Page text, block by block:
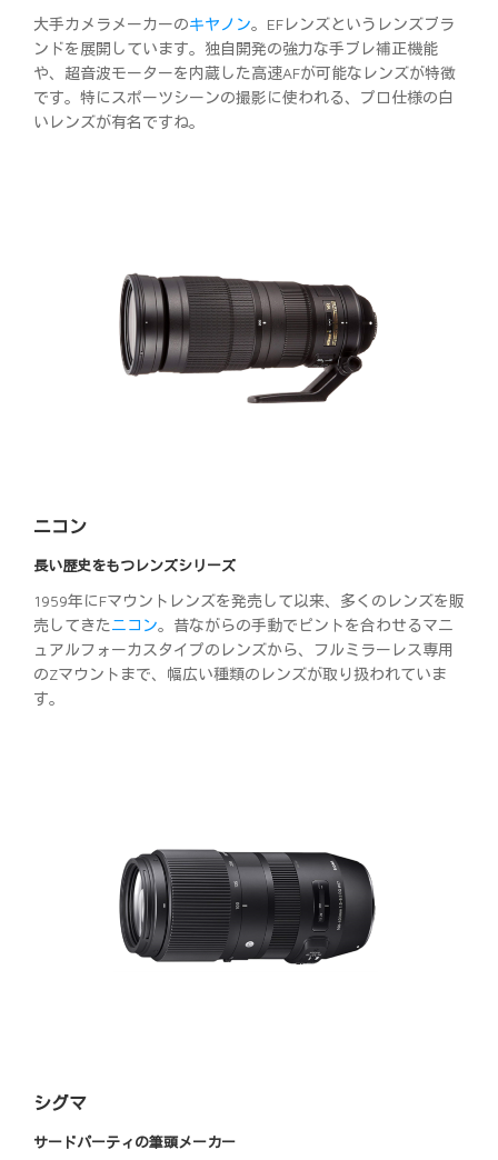
大手カメラメーカーのキヤノン。EFレンズというレンズブラ
ンドを展開しています。独自開発の強力な手ブレ補正機能
や、超音波モーターを内蔵した高速AFが可能なレンズが特徴
です。特にスポーツシーンの撮影に使われる、プロ仕様の白
いレンズが有名ですね。
ニコン
長い歴史をもつレンズシリーズ
1959年にFマウントレンズを発売して以来、多くのレンズを販
売してきたニコン。昔ながらの手動でピントを合わせるマニ
ュアルフォーカスタイプのレンズから、フルミラーレス専用
のZマウントまで、幅広い種類のレンズが取り扱われていま
す。
シグマ
サードパーティの筆頭メーカー